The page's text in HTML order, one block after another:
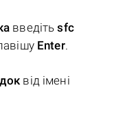
введітьsfc
Enter.
від імені